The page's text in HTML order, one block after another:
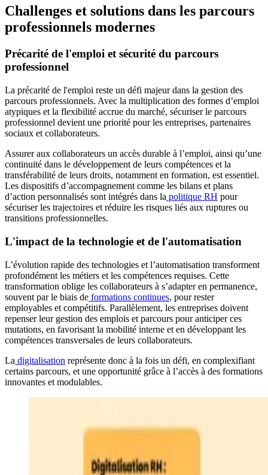
Challenges et solutions dans les parcours
professionnels modernes
Précarité de l'emploi et sécurité du parcours
professionnel
La précarité de l'emploi reste un défi majeur dans la gestion des
parcours professionnels. Avec la multiplication des formes d’emploi
atypiques et la flexibilité accrue du marché, sécuriser le parcours
professionnel devient une priorité pour les entreprises, partenaires
sociaux et collaborateurs.
Assurer aux collaborateurs un accès durable à l’emploi, ainsi qu’une
continuité dans le développement de leurs compétences et la
transférabilité de leurs droits, notamment en formation, est essentiel.
Les dispositifs d’accompagnement comme les bilans et plans
d’action personnalisés sont intégrés dans la politique RH pour
sécuriser les trajectoires et réduire les risques liés aux ruptures ou
transitions professionnelles.
L'impact de la technologie et de l'automatisation
L’évolution rapide des technologies et l’automatisation transforment
profondément les métiers et les compétences requises. Cette
transformation oblige les collaborateurs à s’adapter en permanence,
souvent par le biais de formations continues, pour rester
employables et compétitifs. Parallèlement, les entreprises doivent
repenser leur gestion des emplois et parcours pour anticiper ces
mutations, en favorisant la mobilité interne et en développant les
compétences transversales de leurs collaborateurs.
La digitalisation représente donc à la fois un défi, en complexifiant
certains parcours, et une opportunité grâce à l’accès à des formations
innovantes et modulables.